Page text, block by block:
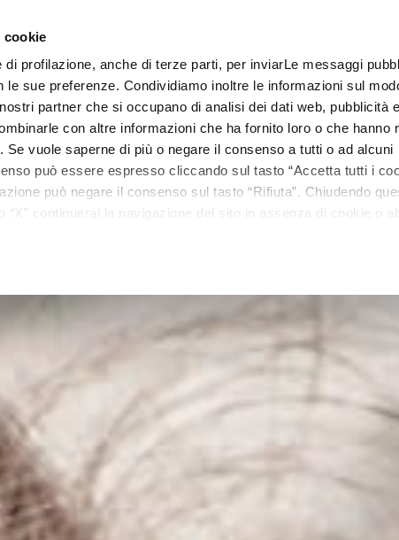
cookie
profilazione, anche di terze parti, per inviarLe messaggi
le sue preferenze. Condividiamo inoltre le informazioni sul
partner che si occupano di analisi dei dati web, pubblicità
con altre informazioni che ha fornito loro o che hanno
vuole saperne di più o negare il consenso a tutti o ad alcuni
può essere espresso cliccando sul tasto “Accetta tutti i
può negare il consenso sul tasto “Rifiuta”. Chiudendo
“X” continuerai la navigazione del sito in assenza di cookie o
Linee Trattamenti Centri estetici Matis Paris